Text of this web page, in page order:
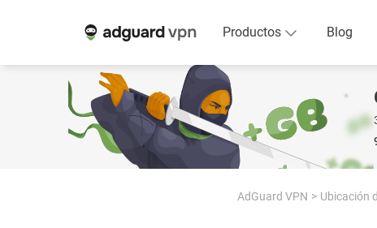
Productos Blog
AdGuard VPN Ubicación